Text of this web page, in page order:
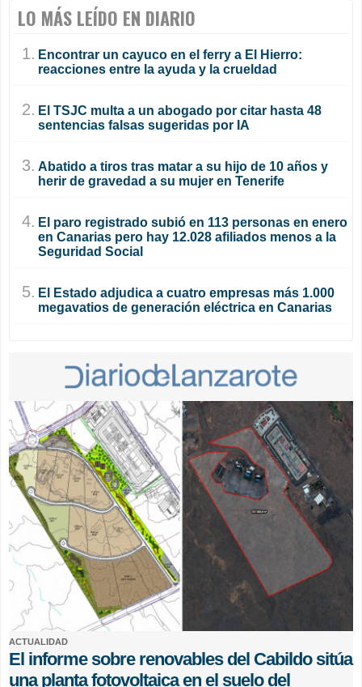
LO MÁS LEÍDO EN DIARIO
1. Encontrar un cayuco en el ferry a El Hierro:
reacciones entre la ayuda y la crueldad
2. El TSJC multa a un abogado por citar hasta 48
sentencias falsas sugeridas por IA
3. Abatido a tiros tras matar a su hijo de 10 años y
herir de gravedad a su mujer en Tenerife
4. El paro registrado subió en 113 personas en enero
en Canarias pero hay 12.028 afiliados menos a la
Seguridad Social
5. El Estado adjudica a cuatro empresas más 1.000
megavatios de generación eléctrica en Canarias
ACTUALIDAD
El informe sobre renovables del Cabildo sitúa
una planta fotovoltaica en el suelo del